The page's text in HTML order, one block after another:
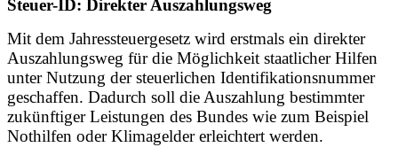
Steuer-ID: Direkter Auszahlungsweg
Mit dem Jahressteuergesetz wird erstmals ein direkter
Auszahlungsweg für die Möglichkeit staatlicher Hilfen
unter Nutzung der steuerlichen Identifikationsnummer
geschaffen. Dadurch soll die Auszahlung bestimmter
zukünftiger Leistungen des Bundes wie zum Beispiel
Nothilfen oder Klimagelder erleichtert werden.